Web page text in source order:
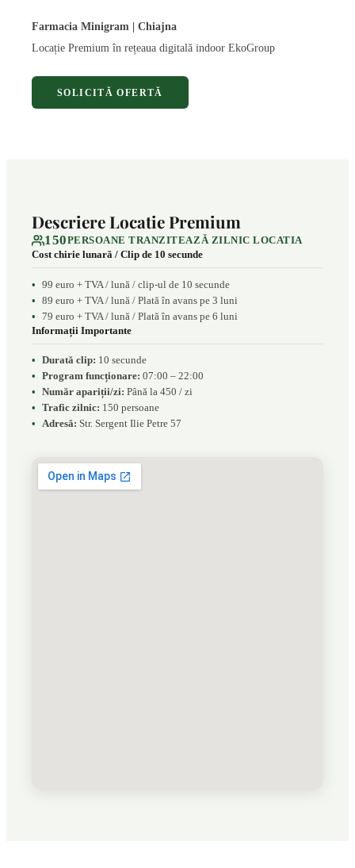
Farmacia Minigram | Chiajna
Locație Premium în rețeaua digitală indoor EkoGroup
SOLICITĂ OFERTĂ
Descriere Locatie Premium
150PERSOANE TRANZITEAZĂ ZILNIC LOCATIA
Cost chirie lunară / Clip de 10 secunde
99 euro + TVA / lună / clip-ul de 10 secunde
89 euro + TVA / lună / Plată în avans pe 3 luni
79 euro + TVA / lună / Plată în avans pe 6 luni
Informații Importante
Durată clip: 10 secunde
Program funcționare: 07:00 – 22:00
Număr apariții/zi: Până la 450 / zi
Trafic zilnic: 150 persoane
Adresă: Str. Sergent Ilie Petre 57